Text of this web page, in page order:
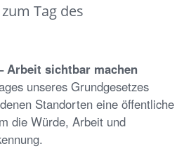
Tag des
Arbeit sichtbar machen
unseres Grundgesetzes
Standorten eine öffentliche
die Würde, Arbeit und